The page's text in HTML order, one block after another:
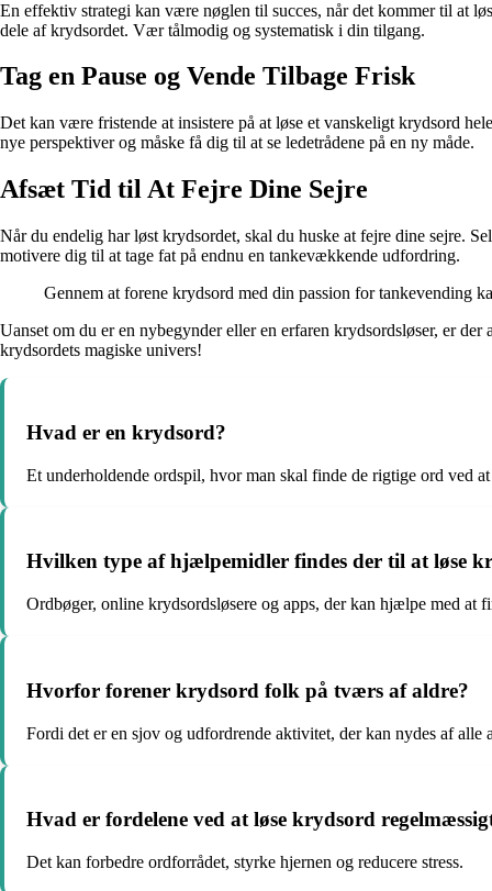
En effektiv strategi kan være nøglen til succes, når det kommer til at
dele af krydsordet. Vær tålmodig og systematisk i din tilgang.
Tag en Pause og Vende Tilbage Frisk
Det kan være fristende at insistere på at løse et vanskeligt krydsord
nye perspektiver og måske få dig til at se ledetrådene på en ny måde.
Afsæt Tid til At Fejre Dine Sejre
Når du endelig har løst krydsordet, skal du huske at fejre dine sejre.
motivere dig til at tage fat på endnu en tankevækkende udfordring.
Gennem at forene krydsord med din passion for tankevending
Uanset om du er en nybegynder eller en erfaren krydsordsløser, er
krydsordets magiske univers!
Hvad er en krydsord?
Et underholdende ordspil, hvor man skal finde de rigtige ord ved at
Hvilken type af hjælpemidler findes der til at løse
Ordbøger, online krydsordsløsere og apps, der kan hjælpe med at
Hvorfor forener krydsord folk på tværs af aldre?
Fordi det er en sjov og udfordrende aktivitet, der kan nydes af alle
Hvad er fordelene ved at løse krydsord
Det kan forbedre ordforrådet, styrke hjernen og reducere stress.